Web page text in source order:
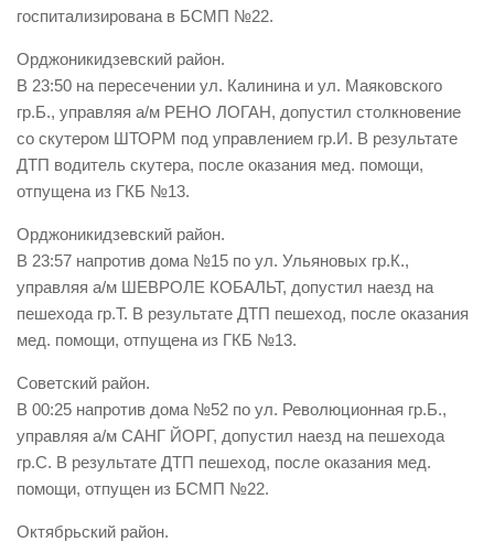
госпитализирована в БСМП №22.
Орджоникидзевский район.
В 23:50 на пересечении ул. Калинина и ул. Маяковского
гр.Б., управляя а/м РЕНО ЛОГАН, допустил столкновение
со скутером ШТОРМ под управлением гр.И. В результате
ДТП водитель скутера, после оказания мед. помощи,
отпущена из ГКБ №13.
Орджоникидзевский район.
В 23:57 напротив дома №15 по ул. Ульяновых гр.К.,
управляя а/м ШЕВРОЛЕ КОБАЛЬТ, допустил наезд на
пешехода гр.Т. В результате ДТП пешеход, после оказания
мед. помощи, отпущена из ГКБ №13.
Советский район.
В 00:25 напротив дома №52 по ул. Революционная гр.Б.,
управляя а/м САНГ ЙОРГ, допустил наезд на пешехода
гр.С. В результате ДТП пешеход, после оказания мед.
помощи, отпущен из БСМП №22.
Октябрьский район.